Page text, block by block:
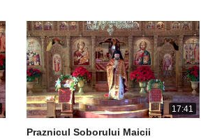
17:41
Praznicul Soborului Maicii